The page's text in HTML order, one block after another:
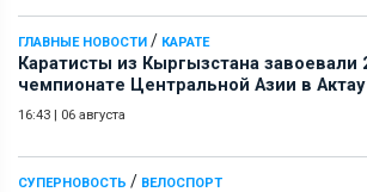
ГЛАВНЫЕ НОВОСТИ / КАРАТЕ
Каратисты из Кыргызстана завоевали
чемпионате Центральной Азии в Актау
16:43 | 06 августа
СУПЕРНОВОСТЬ / ВЕЛОСПОРТ